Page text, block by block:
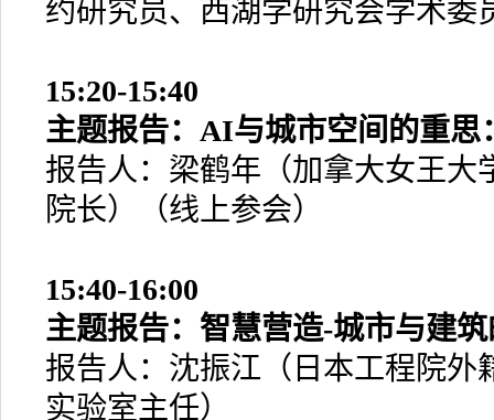
约研究员、西湖学研究会学术委
15:20-15:40
主题报告：AI与城市空间的重思
报告人：梁鹤年（加拿大女王大
院长）（线上参会）
15:40-16:00
主题报告：智慧营造-城市与建
报告人：沈振江（日本工程院外
实验室主任）